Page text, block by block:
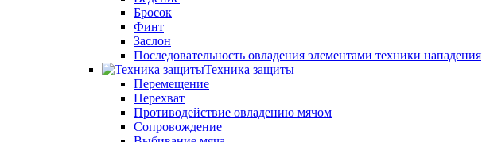
Бросок
Финт
Заслон
Последовательность овладения элементами техники нападения
Техника защиты
Перемещение
Перехват
Противодействие овладению мячом
Сопровождение